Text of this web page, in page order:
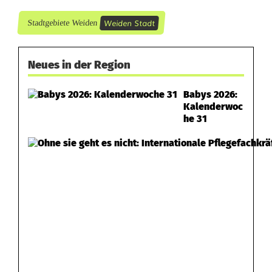
Stadtgebiete Weiden Weiden Stadt
Neues in der Region
Babys 2026:
Kalenderwoc
he 31